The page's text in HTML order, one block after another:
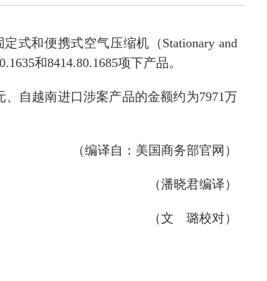
式和便携式空气压缩机（ Stationary and
和8414.80.1685项下产品。
、自越南进口涉案产品的金额约为7971万
（编译自：美国商务部官网）
（潘晓君编译）
（文 璐校对）